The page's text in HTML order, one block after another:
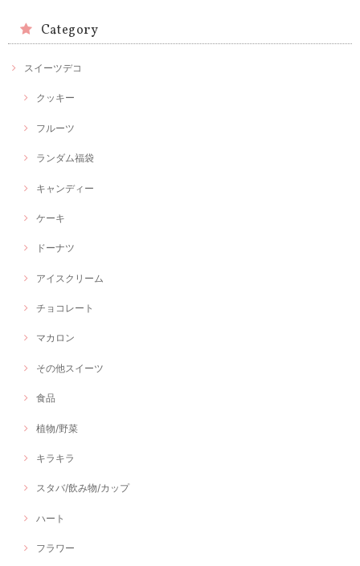
Category
スイーツデコ
クッキー
フルーツ
ランダム福袋
キャンディー
ケーキ
ドーナツ
アイスクリーム
チョコレート
マカロン
その他スイーツ
食品
植物/野菜
キラキラ
スタバ/飲み物/カップ
ハート
フラワー